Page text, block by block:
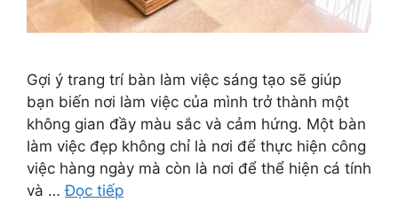
Gợi ý trang trí bàn làm việc sáng tạo sẽ giúp
bạn biến nơi làm việc của mình trở thành một
không gian đầy màu sắc và cảm hứng. Một bàn
làm việc đẹp không chỉ là nơi để thực hiện công
việc hàng ngày mà còn là nơi để thể hiện cá tính
và …Đọc tiếp